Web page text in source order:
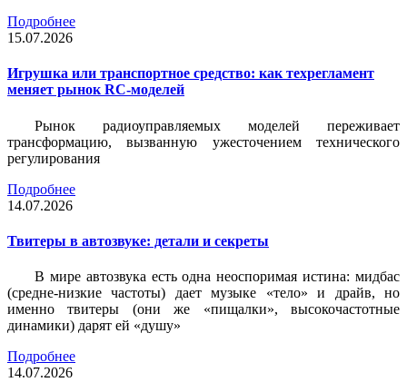
Подробнее
15.07.2026
Игрушка или транспортное средство: как техрегламент
меняет рынок RC-моделей
Рынок радиоуправляемых моделей переживает
трансформацию, вызванную ужесточением технического
регулирования
Подробнее
14.07.2026
Твитеры в автозвуке: детали и секреты
В мире автозвука есть одна неоспоримая истина: мидбас
(средне-низкие частоты) дает музыке «тело» и драйв, но
именно твитеры (они же «пищалки», высокочастотные
динамики) дарят ей «душу»
Подробнее
14.07.2026